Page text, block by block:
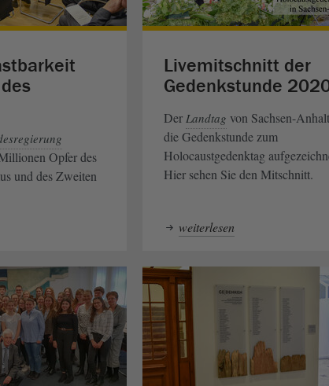
Opfer des
und des Zweiten
Livemitschnitt der
Gedenkstunde
Der Landtag von Sachsen-
die Gedenkstunde zum
Holocaustgedenktag
Hier sehen Sie den Mitschnitt.
weiterlesen